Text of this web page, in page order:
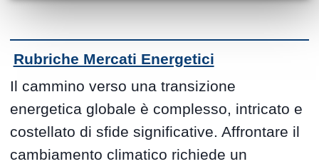
Rubriche Mercati Energetici
Il cammino verso una transizione
energetica globale è complesso, intricato e
costellato di sfide significative. Affrontare il
cambiamento climatico richiede un